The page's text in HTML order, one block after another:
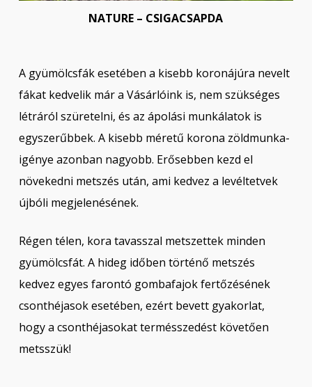
NATURE – CSIGACSAPDA
A gyümölcsfák esetében a kisebb koronájúra nevelt
fákat kedvelik már a Vásárlóink is, nem szükséges
létráról szüretelni, és az ápolási munkálatok is
egyszerűbbek. A kisebb méretű korona zöldmunka-
igénye azonban nagyobb. Erősebben kezd el
növekedni metszés után, ami kedvez a levéltetvek
újbóli megjelenésének.
Régen télen, kora tavasszal metszettek minden
gyümölcsfát. A hideg időben történő metszés
kedvez egyes farontó gombafajok fertőzésének
csonthéjasok esetében, ezért bevett gyakorlat,
hogy a csonthéjasokat termésszedést követően
metsszük!